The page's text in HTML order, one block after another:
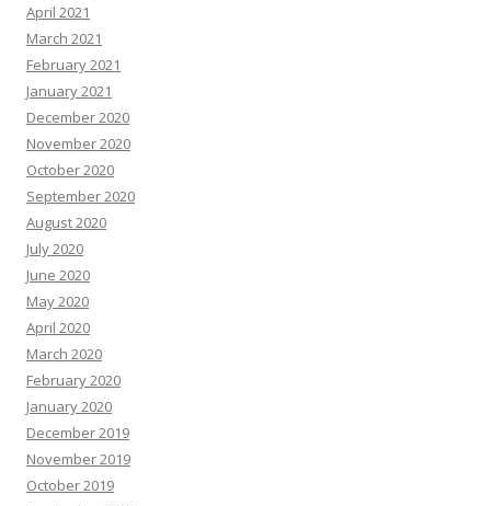
April 2021
March 2021
February 2021
January 2021
December 2020
November 2020
October 2020
September 2020
August 2020
July 2020
June 2020
May 2020
April 2020
March 2020
February 2020
January 2020
December 2019
November 2019
October 2019